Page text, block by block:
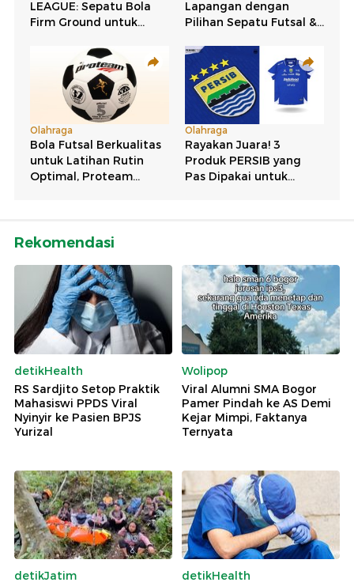
Rekomendasi
detikHealth
RS Sardjito Setop Praktik
Mahasiswi PPDS Viral
Nyinyir ke Pasien BPJS
Yurizal
Wolipop
Viral Alumni SMA Bogor
Pamer Pindah ke AS Demi
Kejar Mimpi, Faktanya
Ternyata
detikJatim
detikHealth